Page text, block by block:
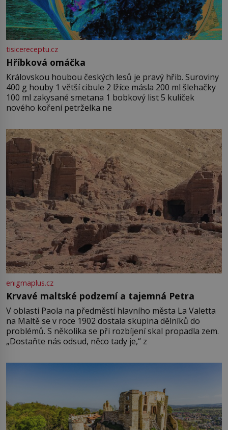
tisicereceptu.cz
Hříbková omáčka
Královskou houbou českých lesů je pravý hřib. Suroviny
400 g houby 1 větší cibule 2 lžíce másla 200 ml šlehačky
100 ml zakysané smetana 1 bobkový list 5 kuliček
nového koření petrželka ne
enigmaplus.cz
Krvavé maltské podzemí a tajemná Petra
V oblasti Paola na předměstí hlavního města La Valetta
na Maltě se v roce 1902 dostala skupina dělníků do
problémů. S několika se při rozbíjení skal propadla zem.
„Dostaňte nás odsud, něco tady je,“ z